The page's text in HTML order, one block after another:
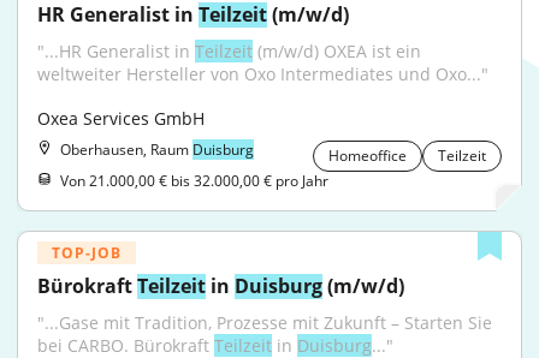
HR Generalist in Teilzeit (m/w/d)
"...HR Generalist in Teilzeit (m/w/d) OXEA ist ein
weltweiter Hersteller von Oxo Intermediates und Oxo..."
Oxea Services GmbH
Oberhausen, Raum Duisburg Homeoffice
Teilzeit
Von 21.000,00 € bis 32.000,00 € pro Jahr
TOP-JOB
Bürokraft Teilzeit in Duisburg (m/w/d)
"...Gase mit Tradition, Prozesse mit Zukunft – Starten Sie
bei CARBO. Bürokraft Teilzeit in Duisburg..."